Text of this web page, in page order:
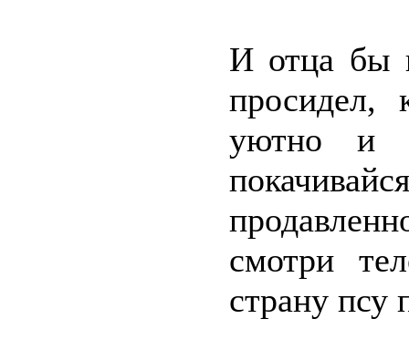
И отца бы
просидел,
уютно и
смотри
страну псу